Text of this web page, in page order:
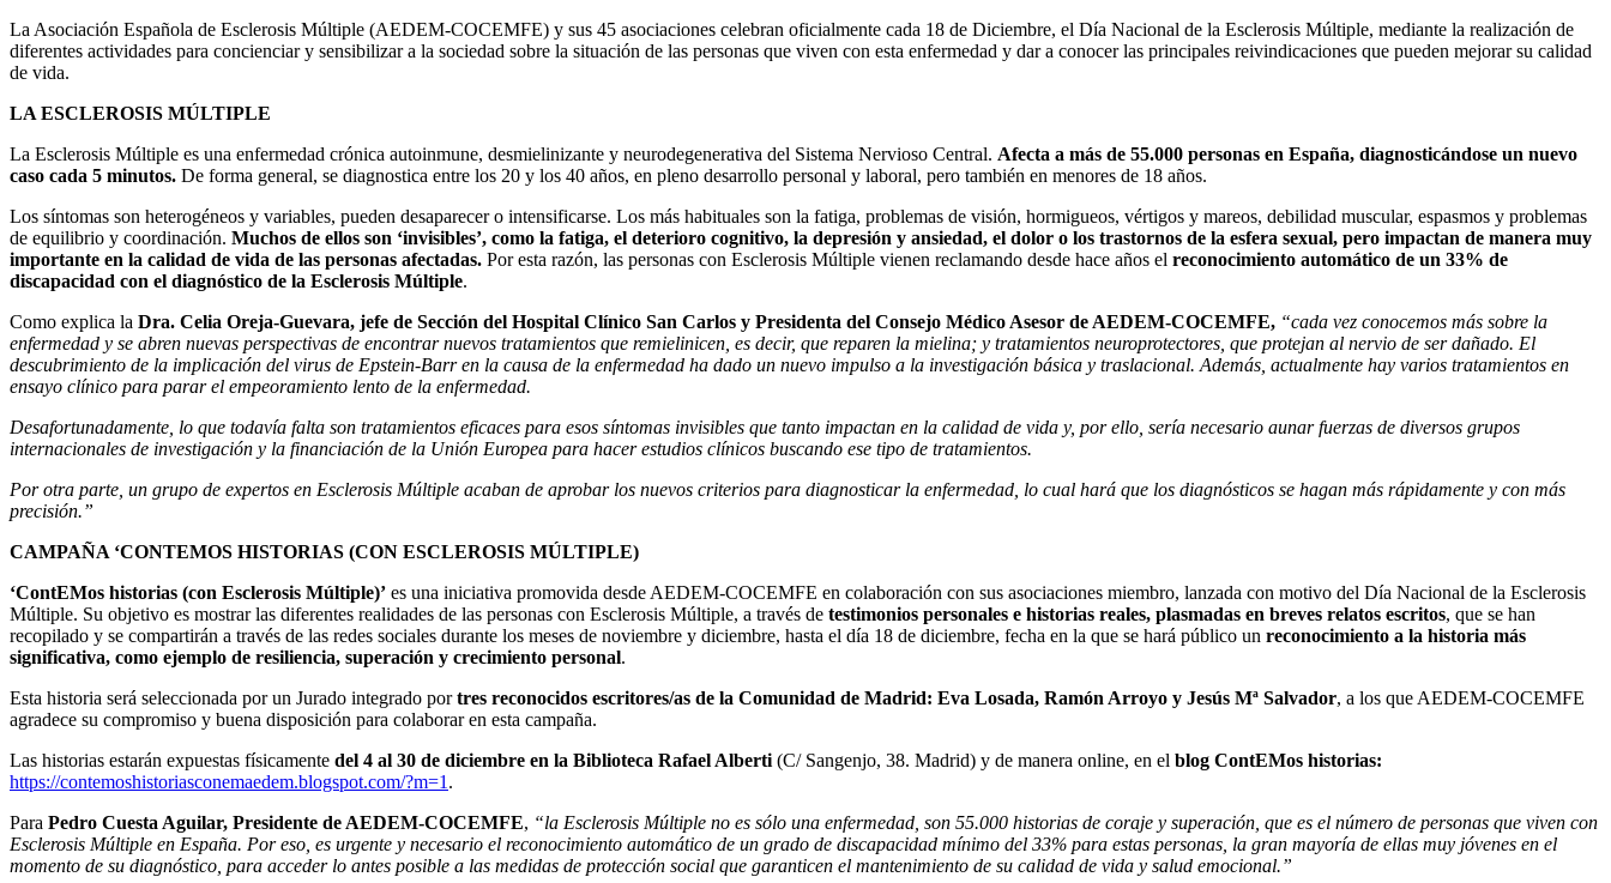
La Asociación Española de Esclerosis Múltiple (AEDEM-COCEMFE) y sus 45 asociaciones celebran oficialmente cada 18 de Diciembre, el Día Nacional de la Esclerosis Múltiple, mediante la realización de
diferentes actividades para concienciar y sensibilizar a la sociedad sobre la situación de las personas que viven con esta enfermedad y dar a conocer las principales reivindicaciones que pueden mejorar su calidad
de vida.
LA ESCLEROSIS MÚLTIPLE
La Esclerosis Múltiple es una enfermedad crónica autoinmune, desmielinizante y neurodegenerativa del Sistema Nervioso Central. Afecta a más de 55.000 personas en España, diagnosticándose un nuevo
caso cada 5 minutos. De forma general, se diagnostica entre los 20 y los 40 años, en pleno desarrollo personal y laboral, pero también en menores de 18 años.
Los síntomas son heterogéneos y variables, pueden desaparecer o intensificarse. Los más habituales son la fatiga, problemas de visión, hormigueos, vértigos y mareos, debilidad muscular, espasmos y problemas
de equilibrio y coordinación. Muchos de ellos son ‘invisibles’, como la fatiga, el deterioro cognitivo, la depresión y ansiedad, el dolor o los trastornos de la esfera sexual, pero impactan de manera muy
importante en la calidad de vida de las personas afectadas. Por esta razón, las personas con Esclerosis Múltiple vienen reclamando desde hace años el reconocimiento automático de un 33% de
discapacidad con el diagnóstico de la Esclerosis Múltiple.
Como explica la Dra. Celia Oreja-Guevara, jefe de Sección del Hospital Clínico San Carlos y Presidenta del Consejo Médico Asesor de AEDEM-COCEMFE, “cada vez conocemos más sobre la
enfermedad y se abren nuevas perspectivas de encontrar nuevos tratamientos que remielinicen, es decir, que reparen la mielina; y tratamientos neuroprotectores, que protejan al nervio de ser dañado. El
descubrimiento de la implicación del virus de Epstein-Barr en la causa de la enfermedad ha dado un nuevo impulso a la investigación básica y traslacional. Además, actualmente hay varios tratamientos en
ensayo clínico para parar el empeoramiento lento de la enfermedad.
Desafortunadamente, lo que todavía falta son tratamientos eficaces para esos síntomas invisibles que tanto impactan en la calidad de vida y, por ello, sería necesario aunar fuerzas de diversos grupos
internacionales de investigación y la financiación de la Unión Europea para hacer estudios clínicos buscando ese tipo de tratamientos.
Por otra parte, un grupo de expertos en Esclerosis Múltiple acaban de aprobar los nuevos criterios para diagnosticar la enfermedad, lo cual hará que los diagnósticos se hagan más rápidamente y con más
precisión.”
CAMPAÑA ‘CONTEMOS HISTORIAS (CON ESCLEROSIS MÚLTIPLE)
‘ContEMos historias (con Esclerosis Múltiple)’ es una iniciativa promovida desde AEDEM-COCEMFE en colaboración con sus asociaciones miembro, lanzada con motivo del Día Nacional de la Esclerosis
Múltiple. Su objetivo es mostrar las diferentes realidades de las personas con Esclerosis Múltiple, a través de testimonios personales e historias reales, plasmadas en breves relatos escritos, que se han
recopilado y se compartirán a través de las redes sociales durante los meses de noviembre y diciembre, hasta el día 18 de diciembre, fecha en la que se hará público un reconocimiento a la historia más
significativa, como ejemplo de resiliencia, superación y crecimiento personal.
Esta historia será seleccionada por un Jurado integrado portres reconocidos escritores/as de la Comunidad de Madrid: Eva Losada, Ramón Arroyo y Jesús Mª Salvador, a los que AEDEM-COCEMFE
agradece su compromiso y buena disposición para colaborar en esta campaña.
Las historias estarán expuestas físicamente del 4 al 30 de diciembre en la Biblioteca Rafael Alberti (C/ Sangenjo, 38. Madrid) y de manera online, en el blog ContEMos historias:
https://contemoshistoriasconemaedem.blogspot.com/?m=1 .
Para Pedro Cuesta Aguilar, Presidente de AEDEM-COCEMFE, “la Esclerosis Múltiple no es sólo una enfermedad, son 55.000 historias de coraje y superación, que es el número de personas que viven con
Esclerosis Múltiple en España. Por eso, es urgente y necesario el reconocimiento automático de un grado de discapacidad mínimo del 33% para estas personas, la gran mayoría de ellas muy jóvenes en el
momento de su diagnóstico, para acceder lo antes posible a las medidas de protección social que garanticen el mantenimiento de su calidad de vida y salud emocional.”